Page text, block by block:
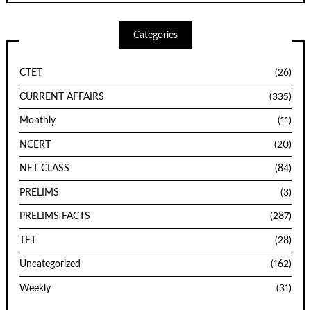
Categories
CTET (26)
CURRENT AFFAIRS (335)
Monthly (11)
NCERT (20)
NET CLASS (84)
PRELIMS (3)
PRELIMS FACTS (287)
TET (28)
Uncategorized (162)
Weekly (31)